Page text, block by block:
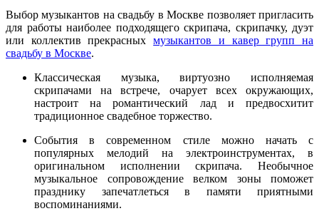
Выбор музыкантов на свадьбу в Москве позволяет пригласить
для работы наиболее подходящего скрипача, скрипачку, дуэт
или коллектив прекрасныхмузыкантов и кавер групп на
свадьбу в Москве.
Классическая музыка, виртуозно исполняемая
скрипачами на встрече, очарует всех окружающих,
настроит на романтический лад и предвосхитит
традиционное свадебное торжество.
События в современном стиле можно начать с
популярных мелодий на электроинструментах, в
оригинальном исполнении скрипача. Необычное
музыкальное сопровождение велком зоны поможет
празднику запечатлеться в памяти приятными
воспоминаниями.